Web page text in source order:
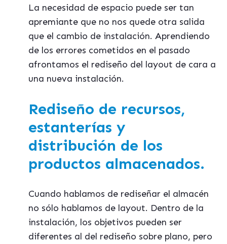
La necesidad de espacio puede ser tan
apremiante que no nos quede otra salida
que el cambio de instalación. Aprendiendo
de los errores cometidos en el pasado
afrontamos el rediseño del layout de cara a
una nueva instalación.
Rediseño de recursos,
estanterías y
distribución de los
productos almacenados.
Cuando hablamos de rediseñar el almacén
no sólo hablamos de layout. Dentro de la
instalación, los objetivos pueden ser
diferentes al del rediseño sobre plano, pero